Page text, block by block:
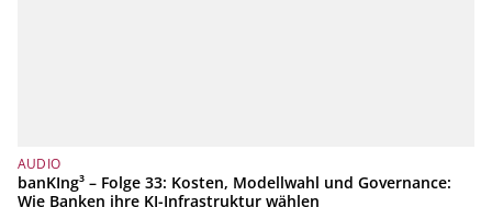
AUDIO
banKIng³ – Folge 33: Kosten, Modellwahl und Governance:
Wie Banken ihre KI-Infrastruktur wählen